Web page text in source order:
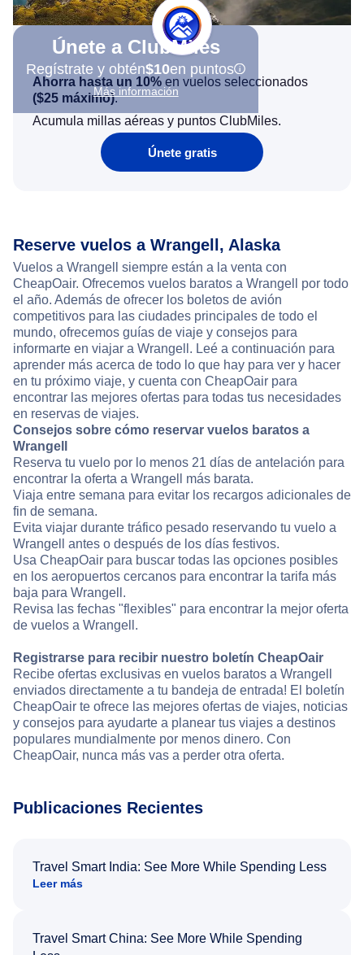
Únete a ClubMiles
Regístrate y obtén$10en puntos
Más información
Ahorra hasta un 10% en vuelos seleccionados
($25 máximo).
Acumula millas aéreas y puntos ClubMiles.
Únete gratis
Reserve vuelos a Wrangell, Alaska
Vuelos a Wrangell siempre están a la venta con
CheapOair. Ofrecemos vuelos baratos a Wrangell por todo
el año. Además de ofrecer los boletos de avión
competitivos para las ciudades principales de todo el
mundo, ofrecemos guías de viaje y consejos para
informarte en viajar a Wrangell. Leé a continuación para
aprender más acerca de todo lo que hay para ver y hacer
en tu próximo viaje, y cuenta con CheapOair para
encontrar las mejores ofertas para todas tus necesidades
en reservas de viajes.
Consejos sobre cómo reservar vuelos baratos a
Wrangell
Reserva tu vuelo por lo menos 21 días de antelación para
encontrar la oferta a Wrangell más barata.
Viaja entre semana para evitar los recargos adicionales de
fin de semana.
Evita viajar durante tráfico pesado reservando tu vuelo a
Wrangell antes o después de los días festivos.
Usa CheapOair para buscar todas las opciones posibles
en los aeropuertos cercanos para encontrar la tarifa más
baja para Wrangell.
Revisa las fechas "flexibles" para encontrar la mejor oferta
de vuelos a Wrangell.
Registrarse para recibir nuestro boletín CheapOair
Recibe ofertas exclusivas en vuelos baratos a Wrangell
enviados directamente a tu bandeja de entrada! El boletín
CheapOair te ofrece las mejores ofertas de viajes, noticias
y consejos para ayudarte a planear tus viajes a destinos
populares mundialmente por menos dinero. Con
CheapOair, nunca más vas a perder otra oferta.
Publicaciones Recientes
Travel Smart India: See More While Spending Less
Leer más
Travel Smart China: See More While Spending